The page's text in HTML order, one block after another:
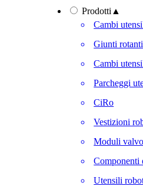
Prodotti ▲
Cambi
Giunti rotanti
Cambi
Parcheggi
CiRo
Vestizioni
Moduli
Componenti
Utensili